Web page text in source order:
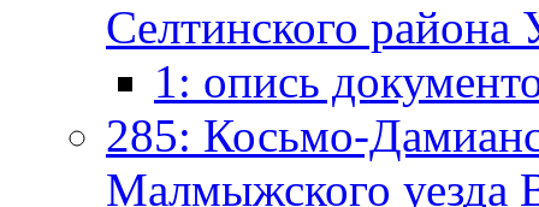
Селтинского
1: опись
285: Косьмо-
Малмыжского уезда